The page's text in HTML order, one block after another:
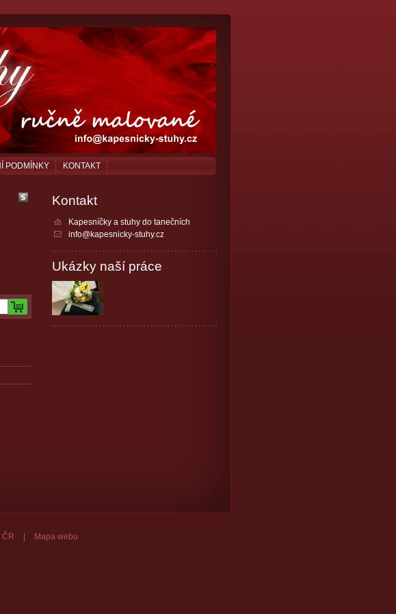
PODMÍNKY KONTAKT
Kontakt
Kapesníčky a stuhy do tanečních
info@kapesnicky-stuhy.cz
Ukázky naší práce
Mapa webu